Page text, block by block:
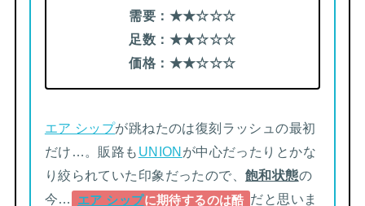
需要： ★★☆☆☆
足数： ★★☆☆☆
価格： ★★☆☆☆
エア シップが跳ねたのは復刻ラッシュの最初
だけ…。販路も UNION が中心だったりとかな
り絞られていた印象だったので、飽和状態の
今…
エア シップに期待するのは酷 だと思いま